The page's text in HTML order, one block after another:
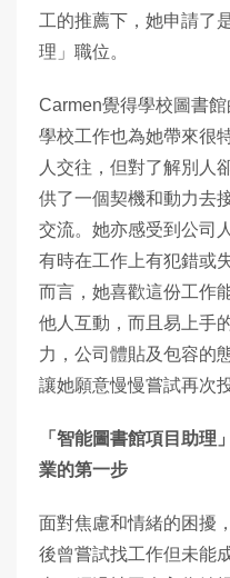
工的推薦下，她申請了
理」職位。
Carmen覺得學校圖書
學校工作也為她帶來很
人交往，但對了解別人
供了一個契機和動力去
交流。她亦感受到公司
有時在工作上有犯錯或
而言，她喜歡這份工作
他人互動，而且易上手
力，公司體貼及包容的
讓她願意慢慢嘗試再次
「智能圖書館項目助
業的第一步
面對焦慮和情緒的困擾
後曾嘗試找工作但未能